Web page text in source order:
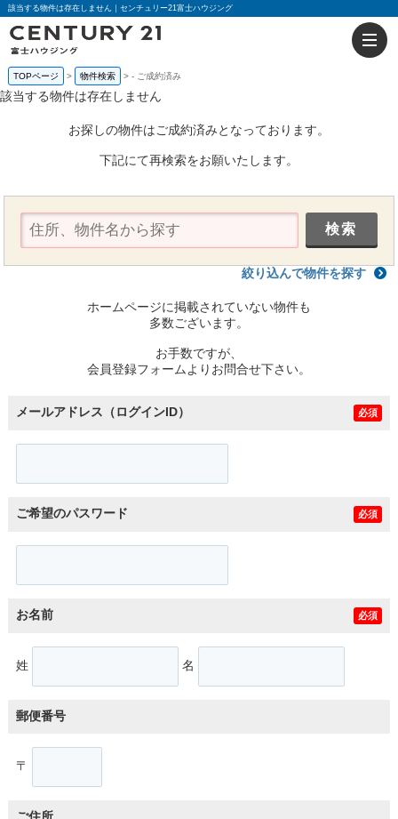
該当する物件は存在しません｜センチュリー21富士ハウジング
TOPページ 物件検索 - ご成約済み
該当する物件は存在しません
お探しの物件はご成約済みとなっております。
下記にて再検索をお願いたします。
絞り込んで物件を探す
ホームページに掲載されていない物件も
多数ございます。
お手数ですが、
会員登録フォームよりお問合せ下さい。
メールアドレス（ログインID） 必須
ご希望のパスワード 必須
お名前 必須
姓 名
郵便番号
〒